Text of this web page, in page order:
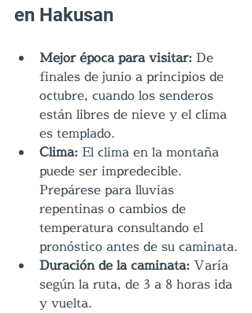
en Hakusan
Mejor época para visitar: De
finales de junio a principios de
octubre, cuando los senderos
están libres de nieve y el clima
es templado.
Clima: El clima en la montaña
puede ser impredecible.
Prepárese para lluvias
repentinas o cambios de
temperatura consultando el
pronóstico antes de su caminata.
Duración de la caminata: Varía
según la ruta, de 3 a 8 horas ida
y vuelta.